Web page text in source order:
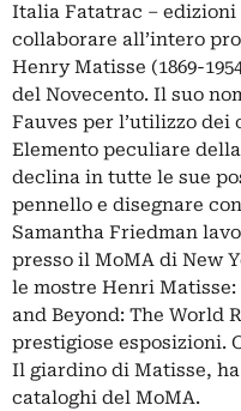
Italia Fatatrac – edizioni
collaborare all’intero
Henry Matisse (1869-
del Novecento. Il suo
Fauves per l’utilizzo
Elemento peculiare
declina in tutte le sue
pennello e disegnare
Samantha Friedman
presso il MoMA di New
le mostre Henri
and Beyond: The World
prestigiose esposizioni.
Il giardino di Matisse,
cataloghi del MoMA.